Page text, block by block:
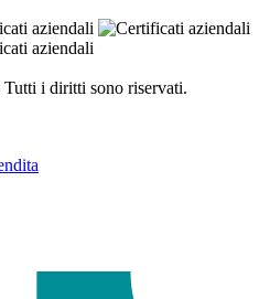
i diritti sono riservati.